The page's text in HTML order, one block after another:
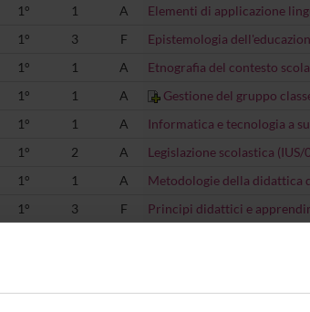
1°
1 A Elementi di applicazione
1°
3 F Epistemologia
1°
1 A Etnografia del contesto
1°
1 A Gestione del gruppo
1°
1 A Informatica e tecnologia a
1°
2 A Legislazione scolastica (IUS/
1°
1 A Metodologie della didattica
1°
3 F Principi didattici e
1°
1 A Psicologia dei processi di